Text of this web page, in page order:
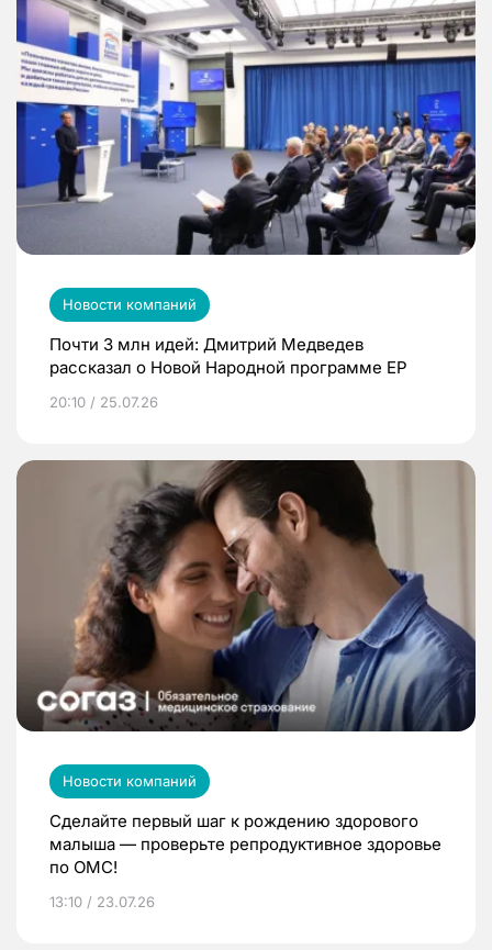
Новости компаний
Почти 3 млн идей: Дмитрий Медведев
рассказал о Новой Народной программе ЕР
20:10 / 25.07.26
Новости компаний
Сделайте первый шаг к рождению здорового
малыша — проверьте репродуктивное здоровье
по ОМС!
13:10 / 23.07.26